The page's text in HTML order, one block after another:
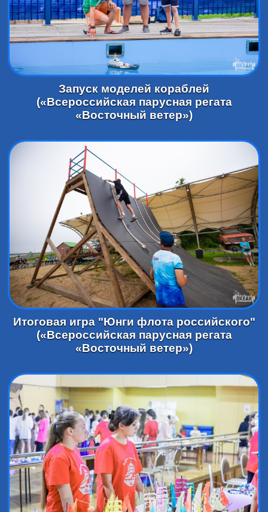
Запуск моделей кораблей
(«Всероссийская парусная регата
«Восточный ветер»)
Итоговая игра "Юнги флота российского"
(«Всероссийская парусная регата
«Восточный ветер»)